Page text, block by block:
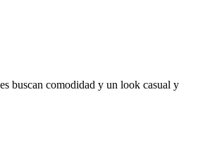
buscan comodidad y un look casual y